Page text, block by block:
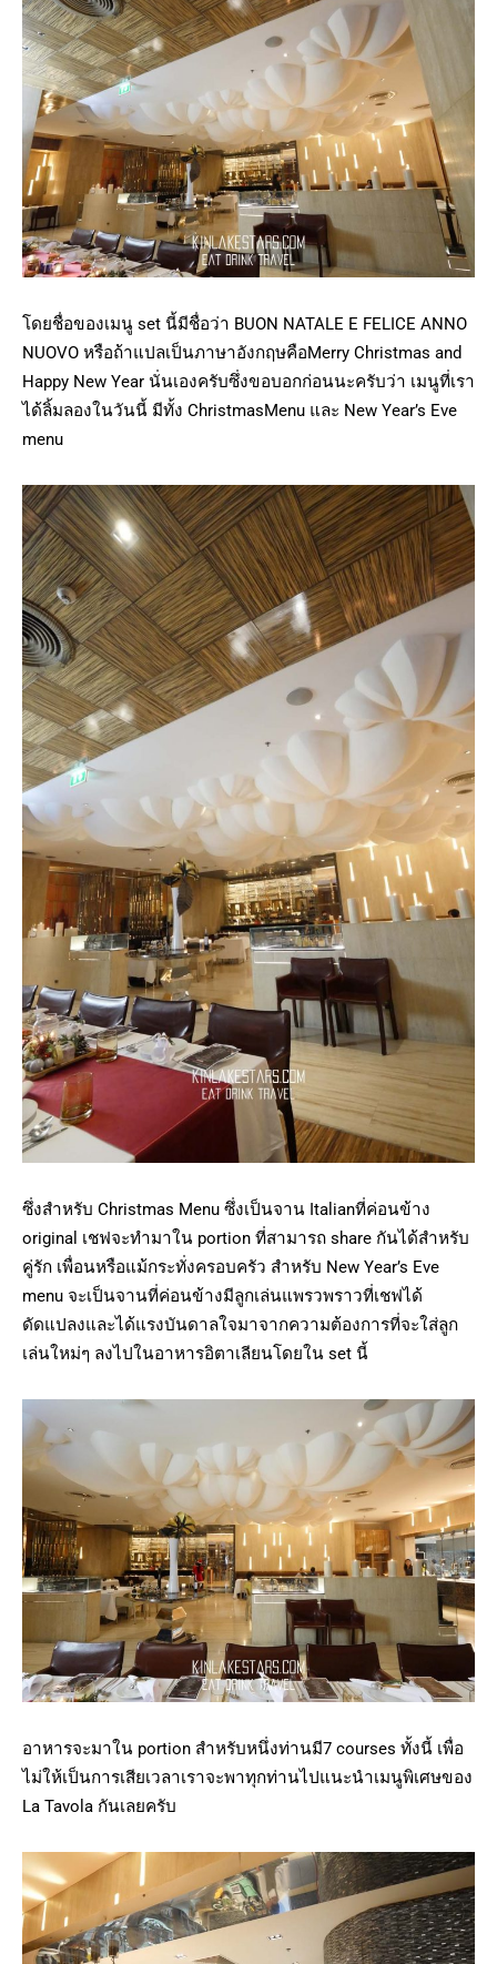
โดยชื่อของเมนู set นี้มีชื่อว่า BUON NATALE E FELICE ANNO
NUOVO หรือถ้าแปลเป็นภาษาอังกฤษคือMerry Christmas and
Happy New Year นั่นเองครับซึ่งขอบอกก่อนนะครับว่า เมนูที่เรา
ได้ลิ้มลองในวันนี้ มีทั้ง ChristmasMenu และ New Year’s Eve
menu
ซึ่งสำหรับ Christmas Menu ซึ่งเป็นจาน Italianที่ค่อนข้าง
original เชฟจะทำมาใน portion ที่สามารถ share กันได้สำหรับ
คู่รัก เพื่อนหรือแม้กระทั่งครอบครัว สำหรับ New Year’s Eve
menu จะเป็นจานที่ค่อนข้างมีลูกเล่นแพรวพราวที่เชฟได้
ดัดแปลงและได้แรงบันดาลใจมาจากความต้องการที่จะใส่ลูก
เล่นใหม่ๆ ลงไปในอาหารอิตาเลียนโดยใน set นี้
อาหารจะมาใน portion สำหรับหนึ่งท่านมี7 courses ทั้งนี้ เพื่อ
ไม่ให้เป็นการเสียเวลาเราจะพาทุกท่านไปแนะนำเมนูพิเศษของ
La Tavola กันเลยครับ